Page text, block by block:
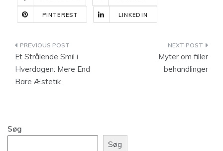
PINTEREST LINKEDIN
Indlægsnavigation
Et Strålende Smil i
Hverdagen: Mere End
Bare Æstetik
Myter om filler
behandlinger
Søg
Søg